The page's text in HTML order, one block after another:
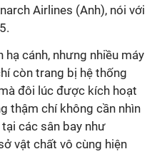
Airlines (Anh), nói với
cánh, nhưng nhiều máy
còn trang bị hệ thống
đôi lúc được kích hoạt
thậm chí không cần nhìn
các sân bay như
vật chất vô cùng hiện